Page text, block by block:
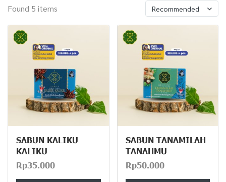
Found 5 items Recommended
SABUN KALIKU
KALIKU
Rp35.000
SABUN TANAMILAH
TANAHMU
Rp50.000